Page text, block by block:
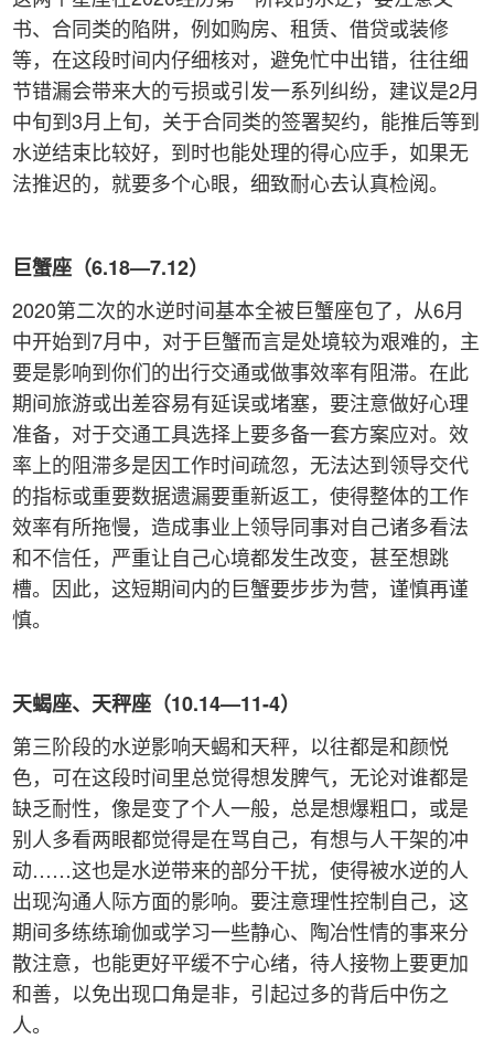
书、合同类的陷阱，例如购房、租赁、借贷或装修
等，在这段时间内仔细核对，避免忙中出错，往往细
节错漏会带来大的亏损或引发一系列纠纷，建议是2月
中旬到3月上旬，关于合同类的签署契约，能推后等到
水逆结束比较好，到时也能处理的得心应手，如果无
法推迟的，就要多个心眼，细致耐心去认真检阅。
巨蟹座（6.18—7.12）
2020第二次的水逆时间基本全被巨蟹座包了，从6月
中开始到7月中，对于巨蟹而言是处境较为艰难的，主
要是影响到你们的出行交通或做事效率有阻滞。在此
期间旅游或出差容易有延误或堵塞，要注意做好心理
准备，对于交通工具选择上要多备一套方案应对。效
率上的阻滞多是因工作时间疏忽，无法达到领导交代
的指标或重要数据遗漏要重新返工，使得整体的工作
效率有所拖慢，造成事业上领导同事对自己诸多看法
和不信任，严重让自己心境都发生改变，甚至想跳
槽。因此，这短期间内的巨蟹要步步为营，谨慎再谨
慎。
天蝎座、天秤座（10.14—11-4）
第三阶段的水逆影响天蝎和天秤，以往都是和颜悦
色，可在这段时间里总觉得想发脾气，无论对谁都是
缺乏耐性，像是变了个人一般，总是想爆粗口，或是
别人多看两眼都觉得是在骂自己，有想与人干架的冲
动……这也是水逆带来的部分干扰，使得被水逆的人
出现沟通人际方面的影响。要注意理性控制自己，这
期间多练练瑜伽或学习一些静心、陶冶性情的事来分
散注意，也能更好平缓不宁心绪，待人接物上要更加
和善，以免出现口角是非，引起过多的背后中伤之
人。